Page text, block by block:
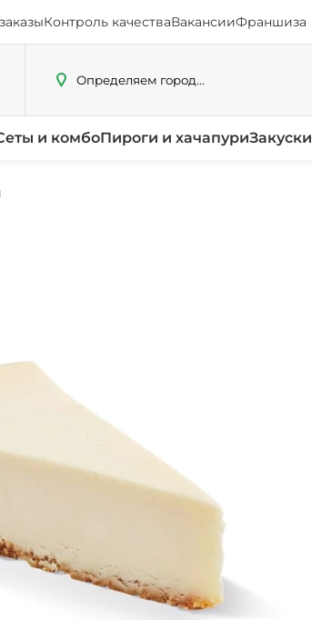
Контроль качестваВакансииФраншиза
Определяем город...
и комбоПироги и хачапуриЗакуски